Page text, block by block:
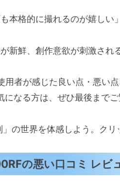
本格的に撮れるのが嬉しい」
新鮮、創作意欲が刺激され
者が感じた良い点・悪い
なる方は、ぜひ最後までご
の世界を体感しよう。クリ
の悪い口コミ レビ